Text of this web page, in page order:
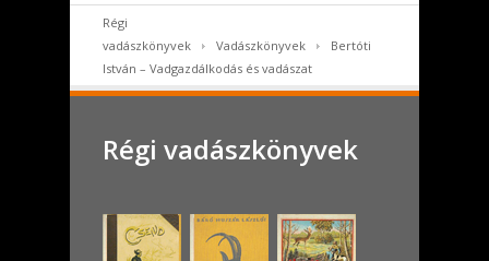
Régi
vadászkönyvek
Vadászkönyvek
Bertóti
István – Vadgazdálkodás és vadászat
Régi vadászkönyvek